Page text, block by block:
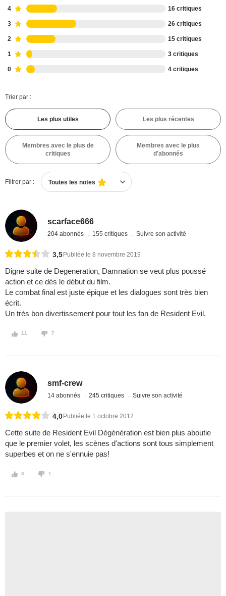
4 16 critiques
3 26 critiques
2 15 critiques
1 3 critiques
0 4 critiques
Trier par :
Les plus utiles Les plus récentes
Membres avec le plus de
critiques
Membres avec le plus
d'abonnés
Filtrer par : Toutes les notes
scarface666
204 abonnés 155 critiques Suivre son activité
3,5 Publiée le 8 novembre 2019
Digne suite de Degeneration, Damnation se veut plus poussé
action et ce dés le début du film.
Le combat final est juste épique et les dialogues sont très bien
écrit.
Un très bon divertissement pour tout les fan de Resident Evil.
11 7
smf-crew
14 abonnés 245 critiques Suivre son activité
4,0 Publiée le 1 octobre 2012
Cette suite de Resident Evil Dégénération est bien plus aboutie
que le premier volet, les scènes d'actions sont tous simplement
superbes et on ne s'ennuie pas!
3 1